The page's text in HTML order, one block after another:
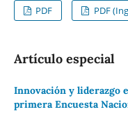
PDF
PDF
Artículo especial
Innovación y liderazgo
primera Encuesta